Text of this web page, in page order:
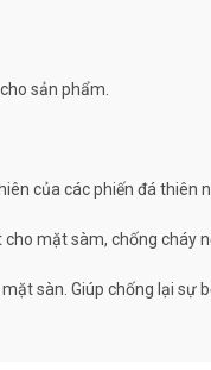
sản phẩm.
của các phiến đá thiên
mặt sàm, chống cháy
sàn. Giúp chống lại sự